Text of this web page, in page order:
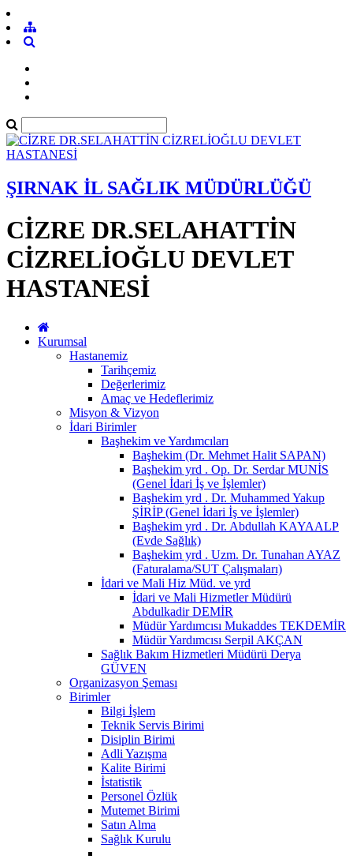
ŞIRNAK İL SAĞLIK MÜDÜRLÜĞÜ
CİZRE DR.SELAHATTİN
CİZRELİOĞLU DEVLET
HASTANESİ
Kurumsal
Hastanemiz
Tarihçemiz
Değerlerimiz
Amaç ve Hedeflerimiz
Misyon & Vizyon
İdari Birimler
Başhekim ve Yardımcıları
Başhekim (Dr. Mehmet Halit SAPAN)
Başhekim yrd . Op. Dr. Serdar MUNİS
(Genel İdari İş ve İşlemler)
Başhekim yrd . Dr. Muhammed Yakup
ŞİRİP (Genel İdari İş ve İşlemler)
Başhekim yrd . Dr. Abdullah KAYAALP
(Evde Sağlık)
Başhekim yrd . Uzm. Dr. Tunahan AYAZ
(Faturalama/SUT Çalışmaları)
İdari ve Mali Hiz Müd. ve yrd
İdari ve Mali Hizmetler Müdürü
Abdulkadir DEMİR
Müdür Yardımcısı Mukaddes TEKDEMİR
Müdür Yardımcısı Serpil AKÇAN
Sağlık Bakım Hizmetleri Müdürü Derya
GÜVEN
Organizasyon Şeması
Birimler
Bilgi İşlem
Teknik Servis Birimi
Disiplin Birimi
Adli Yazışma
Kalite Birimi
İstatistik
Personel Özlük
Mutemet Birimi
Satın Alma
Sağlık Kurulu